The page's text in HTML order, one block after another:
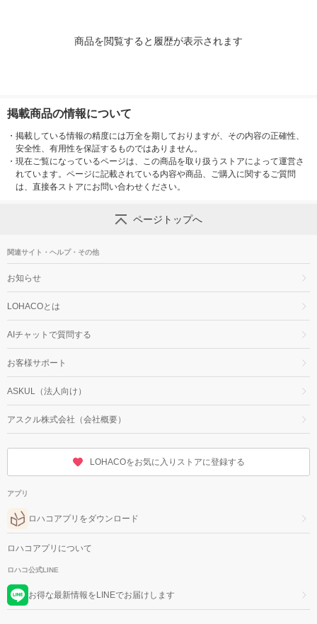
商品を閲覧すると履歴が表示されます
掲載商品の情報について
・ 掲載している情報の精度には万全を期しておりますが、その内容の正確性、
安全性、有用性を保証するものではありません。
・ 現在ご覧になっているページは、この商品を取り扱うストアによって運営さ
れています。ページに記載されている内容や商品、ご購入に関するご質問
は、直接各ストアにお問い合わせください。
ページトップへ
関連サイト・ヘルプ・その他
お知らせ
LOHACOとは
AIチャットで質問する
お客様サポート
ASKUL（法人向け）
アスクル株式会社（会社概要）
LOHACOをお気に入りストアに登録する
アプリ
ロハコアプリをダウンロード
ロハコアプリについて
ロハコ公式LINE
お得な最新情報をLINEでお届けします